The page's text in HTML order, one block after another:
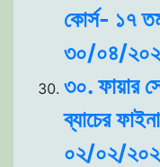
কোর্স- ১৭
৩০/০৪/
৩০. ফায়ার
ব্যাচের
০২/০২/